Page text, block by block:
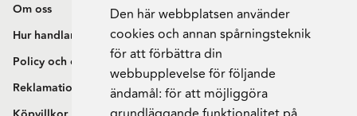
Den här webbplatsen använder
cookies och annan spårningsteknik
för att förbättra din
webbupplevelse för följande
ändamål: för att möjliggöra
Om oss
Hur handlar jag?
Policy och cookies
Reklamation och retur